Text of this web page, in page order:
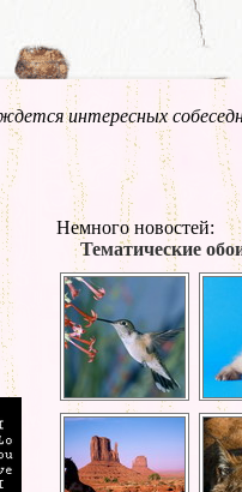
интересных
Немного новостей:
Тематические